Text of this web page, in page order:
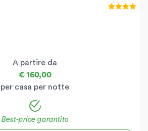
A partire da
€ 160,00
per casa per notte
Best-price garantito